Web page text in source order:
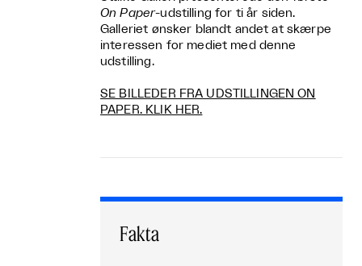
On Paper-udstilling for ti år siden.
Galleriet ønsker blandt andet at skærpe
interessen for mediet med denne
udstilling.
SE BILLEDER FRA UDSTILLINGEN ON
PAPER. KLIK HER.
Fakta